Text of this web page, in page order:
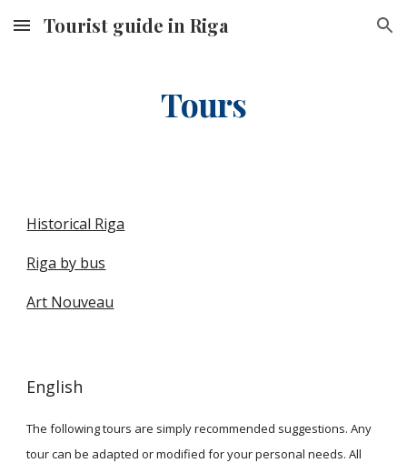
Skip to main content Skip to navigation
Tourist guide in Riga
Tours
Historical Riga
Riga by bus
Art Nouveau
English
The following tours are simply recommended suggestions. Any
tour can be adapted or modified for your personal needs. All